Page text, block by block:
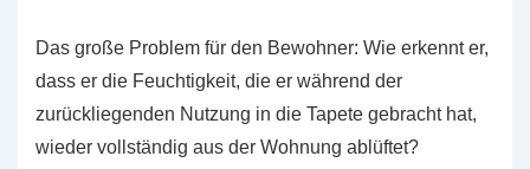
Das große Problem für den Bewohner: Wie erkennt er,
dass er die Feuchtigkeit, die er während der
zurückliegenden Nutzung in die Tapete gebracht hat,
wieder vollständig aus der Wohnung ablüftet?